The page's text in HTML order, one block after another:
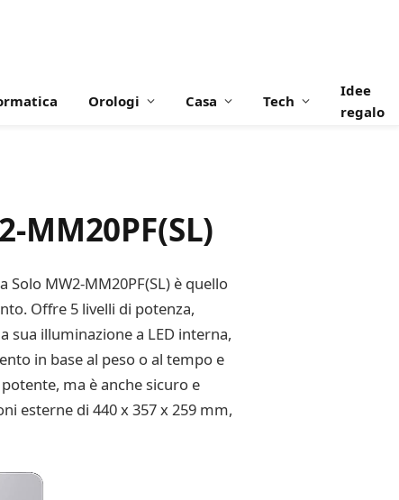
Orologi Casa Tech
Idee
regalo
MM20PF(SL)
MW2-MM20PF(SL) è quello
Offre 5 livelli di potenza,
sua illuminazione a LED interna,
in base al peso o al tempo e
ma è anche sicuro e
esterne di 440 x 357 x 259 mm,